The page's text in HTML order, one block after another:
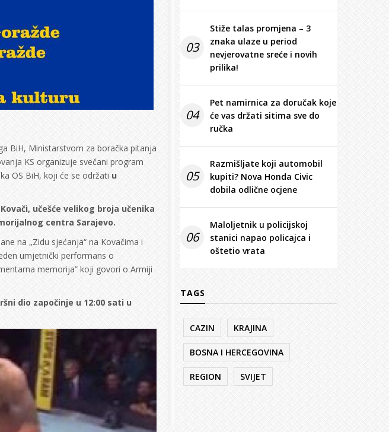
BiH, Ministarstvom za boračka pitanja
KS organizuje svečani program
OS BiH, koji će se održati u
učešće velikog broja učenika
centra Sarajevo.
na „Zidu sjećanja“ na Kovačima i
umjetnički performans o
memorija” koji govori o Armiji
dio započinje u 12:00 sati u
03
Stiže talas promjena – 3
znaka ulaze u period
nevjerovatne sreće i novih
prilika!
04
Pet namirnica za doručak koje
će vas držati sitima sve do
ručka
05
Razmišljate koji automobil
kupiti? Nova Honda Civic
dobila odlične ocjene
06
Maloljetnik u policijskoj
stanici napao policajca i
oštetio vrata
TAGS
CAZIN KRAJINA
BOSNA I HERCEGOVINA
REGION SVIJET